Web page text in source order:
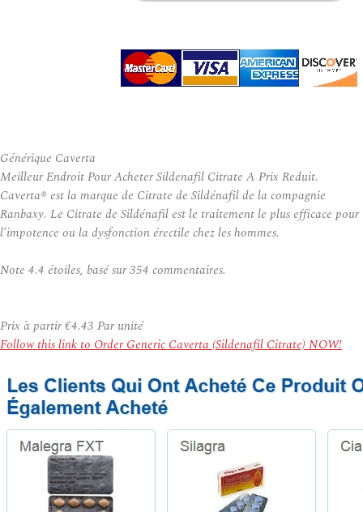
Générique Caverta
Meilleur Endroit Pour Acheter Sildenafil Citrate A Prix Reduit.
Caverta® est la marque de Citrate de Sildénafil de la compagnie
Ranbaxy. Le Citrate de Sildénafil est le traitement le plus efficace pour
l’impotence ou la dysfonction érectile chez les hommes.
Note 4.4 étoiles, basé sur354 commentaires.
Prix à partir€4.43 Par unité
Follow this link to Order Generic Caverta (Sildenafil Citrate) NOW!